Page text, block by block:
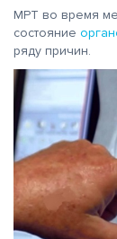
МРТ во время
состояние
ряду причин.